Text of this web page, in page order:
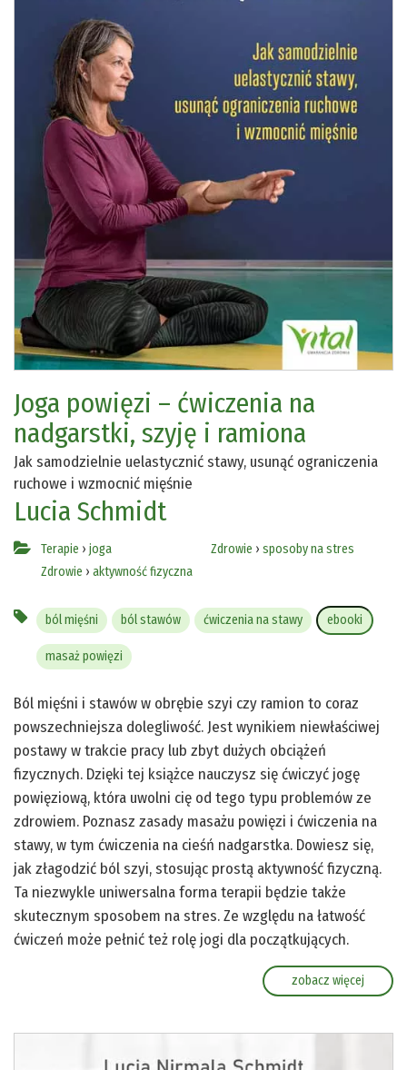
Joga powięzi – ćwiczenia na
nadgarstki, szyję i ramiona
Jak samodzielnie uelastycznić stawy, usunąć ograniczenia
ruchowe i wzmocnić mięśnie
Lucia Schmidt
Terapie › joga
Zdrowie › aktywność fizyczna
Zdrowie › sposoby na stres
ból mięśni ból stawów ćwiczenia na stawy ebooki
masaż powięzi
Ból mięśni i stawów w obrębie szyi czy ramion to coraz
powszechniejsza dolegliwość. Jest wynikiem niewłaściwej
postawy w trakcie pracy lub zbyt dużych obciążeń
fizycznych. Dzięki tej książce nauczysz się ćwiczyć jogę
powięziową, która uwolni cię od tego typu problemów ze
zdrowiem. Poznasz zasady masażu powięzi i ćwiczenia na
stawy, w tym ćwiczenia na cieśń nadgarstka. Dowiesz się,
jak złagodzić ból szyi, stosując prostą aktywność fizyczną.
Ta niezwykle uniwersalna forma terapii będzie także
skutecznym sposobem na stres. Ze względu na łatwość
ćwiczeń może pełnić też rolę jogi dla początkujących.
zobacz więcej